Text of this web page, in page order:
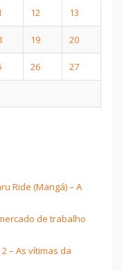
12 13
19 20
26 27
Ride (Mangá) – A
de trabalho
– As vítimas da